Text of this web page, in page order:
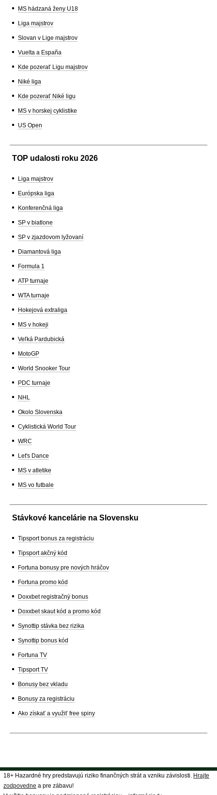
MS hádzaná ženy U18
Liga majstrov
Slovan v Lige majstrov
Vuelta a España
Kde pozerať Ligu majstrov
Niké liga
Kde pozerať Niké ligu
MS v horskej cyklistike
US Open
TOP udalosti roku 2026
Liga majstrov
Európska liga
Konferenčná liga
SP v biatlone
SP v zjazdovom lyžovaní
Diamantová liga
Formula 1
ATP turnaje
WTA turnaje
Hokejová extraliga
MS v hokeji
Veľká Pardubická
MotoGP
World Snooker Tour
PDC turnaje
NHL
Okolo Slovenska
Cyklistická World Tour
WRC
Let's Dance
MS v atletike
MS vo futbale
Stávkové kancelárie na Slovensku
Tipsport bonus za registráciu
Tipsport akčný kód
Fortuna bonusy pre nových hráčov
Fortuna promo kód
Doxxbet registračný bonus
Doxxbet skaut kód a promo kód
Synottip stávka bez rizika
Synottip bonus kód
Fortuna TV
Tipsport TV
Bonusy bez vkladu
Bonusy za registráciu
Ako získať a využiť free spiny
18+ Hazardné hry predstavujú riziko finančných strát a vzniku závislosti. Hrajte
zodpovedne a pre zábavu!